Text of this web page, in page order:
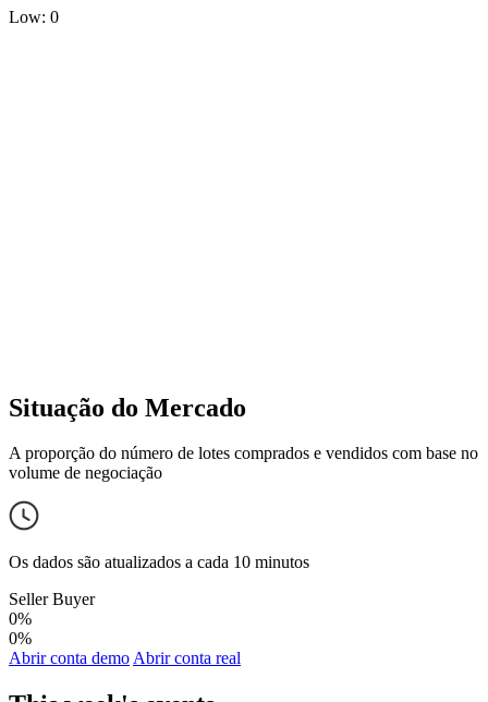
Low: 0
Situação do Mercado
A proporção do número de lotes comprados e vendidos com base no
volume de negociação
Os dados são atualizados a cada 10 minutos
Seller Buyer
0%
0%
Abrir conta demoAbrir conta real